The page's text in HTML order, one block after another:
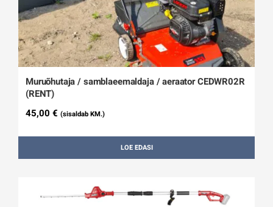
Muruõhutaja / samblaeemaldaja / aeraator CEDWR02R
(RENT)
45,00 € (sisaldab KM.)
LOE EDASI